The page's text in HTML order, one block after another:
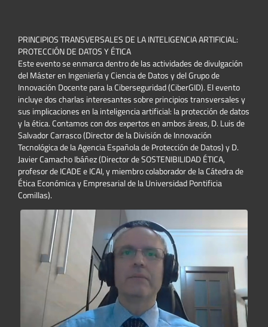
PRINCIPIOS TRANSVERSALES DE LA INTELIGENCIA ARTIFICIAL:
PROTECCIÓN DE DATOS Y ÉTICA
Este evento se enmarca dentro de las actividades de divulgación
del Máster en Ingeniería y Ciencia de Datos y del Grupo de
Innovación Docente para la Ciberseguridad (CiberGID). El evento
incluye dos charlas interesantes sobre principios transversales y
sus implicaciones en la inteligencia artificial: la protección de datos
y la ética. Contamos con dos expertos en ambos áreas, D. Luis de
Salvador Carrasco (Director de la División de Innovación
Tecnológica de la Agencia Española de Protección de Datos) y D.
Javier Camacho Ibáñez (Director de SOSTENIBILIDAD ÉTICA,
profesor de ICADE e ICAI, y miembro colaborador de la Cátedra de
Ética Económica y Empresarial de la Universidad Pontificia
Comillas).